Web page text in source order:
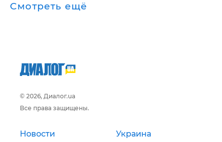
Смотреть ещё
© 2026, Диалог.ua
Все права защищены.
Новости Украина